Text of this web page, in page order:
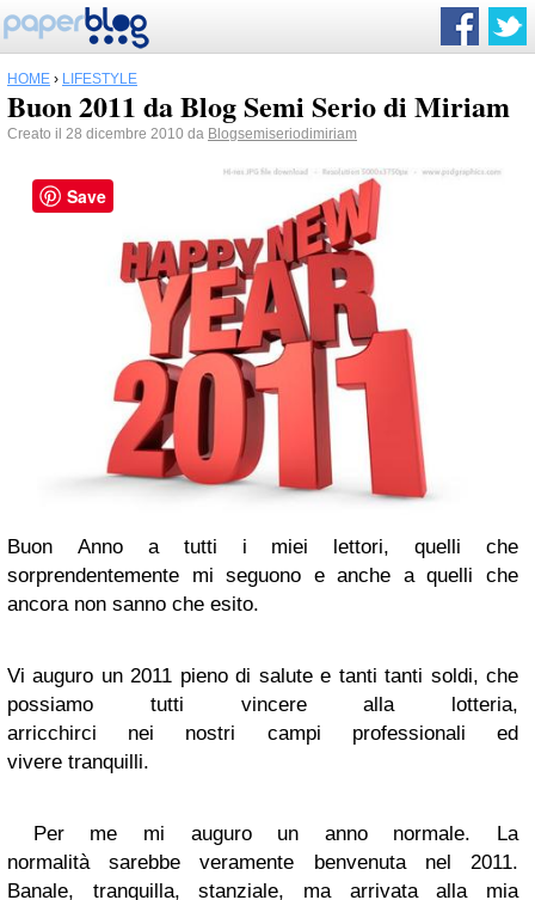
HOME › LIFESTYLE
Buon 2011 da Blog Semi Serio di Miriam
Creato il 28 dicembre 2010 da Blogsemiseriodimiriam
Buon Anno a tutti i miei lettori, quelli che
sorprendentemente mi seguono e anche a quelli che
ancora non sanno che esito.
Vi auguro un 2011 pieno di salute e tanti tanti soldi, che
possiamo tutti vincere alla lotteria,
arricchirci nei nostri campi professionali ed
vivere tranquilli.
Per me mi auguro un anno normale. La
normalità sarebbe veramente benvenuta nel 2011.
Banale, tranquilla, stanziale, ma arrivata alla mia
Save